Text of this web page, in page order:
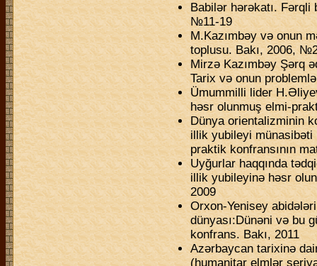
Babilər hərəkatı. Fərqli
№11-19
M.Kazımbəy və onun
toplusu. Bakı, 2006,
Mirzə Kazımbəy Şərq
Tarix və onun
Ümummilli lider
həsr olunmuş elmi-
Dünya orientalizminin
illik yubileyi münasibəti
praktik konfransının
Uyğurlar haqqında
illik yubileyinə həsr
2009
Orxon-Yenisey
dünyası:Dünəni və bu
konfrans. Bakı, 2011
Azərbaycan tarixinə
(humanitar elmlər